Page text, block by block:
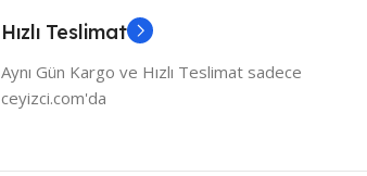
Hızlı Teslimat
Aynı Gün Kargo ve Hızlı Teslimat sadece
ceyizci.com'da